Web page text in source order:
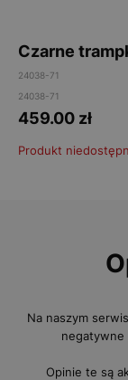
Czarne
24038-71
24038-71
459.00 zł
Produkt
Na naszym
negatywne
Opinie te są